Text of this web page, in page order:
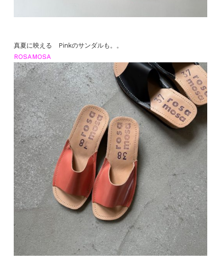
真夏に映える Pinkのサンダルも。。
ROSAMOSA